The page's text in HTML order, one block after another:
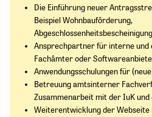
Die Einführung neuer
Beispiel Wohnbauförderung,
Ansprechpartner für interne und
Fachämter oder
Anwendungsschulungen für
Betreuung amtsinterner
Zusammenarbeit mit der IuK
Weiterentwicklung der Webseite